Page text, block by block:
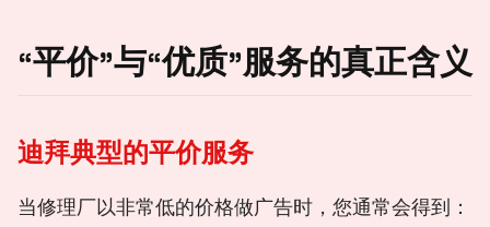
“平价”与“优质”服务的真正含义
迪拜典型的平价服务
当修理厂以非常低的价格做广告时，您通常会得到：